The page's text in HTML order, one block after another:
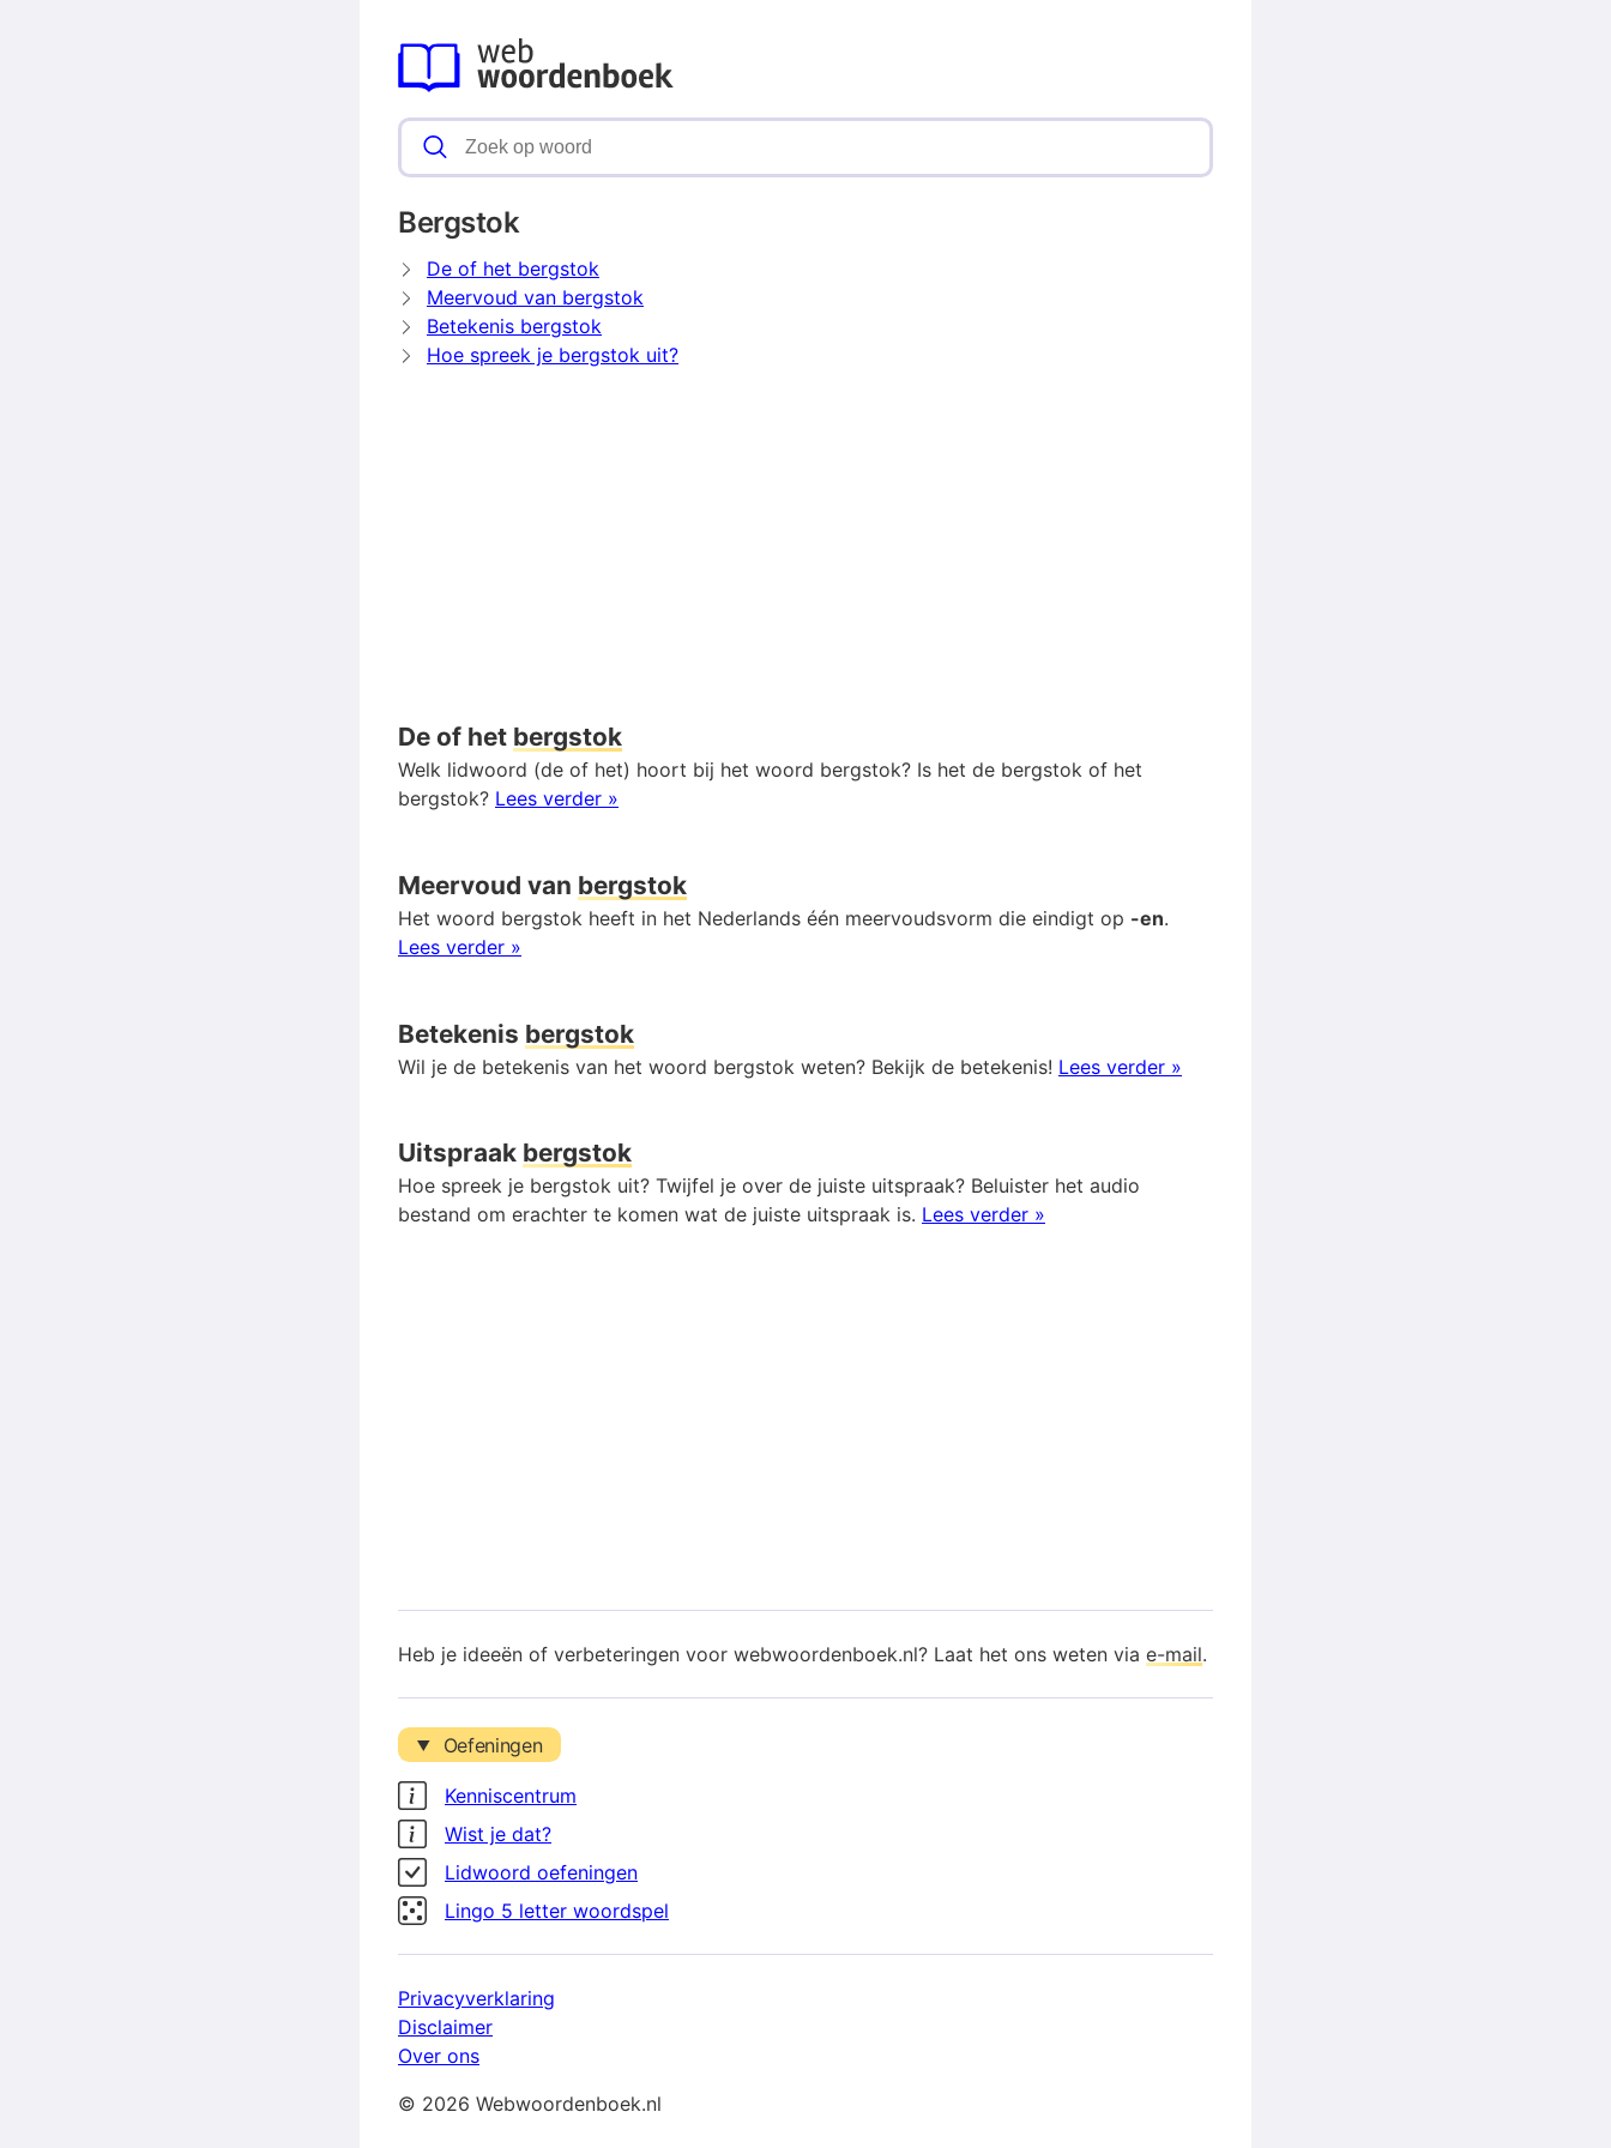
Bergstok
De of het bergstok
Meervoud van bergstok
Betekenis bergstok
Hoe spreek je bergstok uit?
De of het bergstok
Welk lidwoord (de of het) hoort bij het woord bergstok? Is het de bergstok of het
bergstok? Lees verder »
Meervoud van bergstok
Het woord bergstok heeft in het Nederlands één meervoudsvorm die eindigt op -en.
Lees verder »
Betekenis bergstok
Wil je de betekenis van het woord bergstok weten? Bekijk de betekenis! Lees verder »
Uitspraak bergstok
Hoe spreek je bergstok uit? Twijfel je over de juiste uitspraak? Beluister het audio
bestand om erachter te komen wat de juiste uitspraak is. Lees verder »
Heb je ideeën of verbeteringen voor webwoordenboek.nl? Laat het ons weten via e-mail.
Oefeningen
Kenniscentrum
Wist je dat?
Lidwoord oefeningen
Lingo 5 letter woordspel
Privacyverklaring
Disclaimer
Over ons
© 2026 Webwoordenboek.nl